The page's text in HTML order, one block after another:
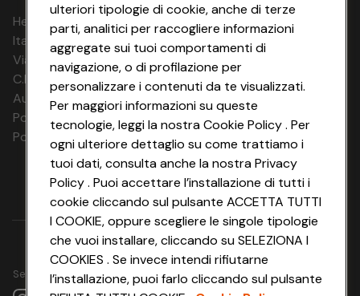
HeyConad Viaggi è un servizio gestito da
Italia Travel Marketing S.r.l.
Via Chiesolina 8 | 37066 Sommacampagna (VR)
C.F. e P.IVA: 03816060234
Aut. Prov Verona n. 4737/10
Polizza Ass. RC n. 177765037
Polizza Ass. Protection n. 6006000083/F
Seguici su
ulteriori tipologie di cookie, anche di terze
parti, analitici per raccogliere informazioni
aggregate sui tuoi comportamenti di
navigazione, o di profilazione per
personalizzare i contenuti da te visualizzati.
Per maggiori informazioni su queste
tecnologie, leggi la nostra Cookie Policy . Per
ogni ulteriore dettaglio su come trattiamo i
tuoi dati, consulta anche la nostra Privacy
Policy . Puoi accettare l’installazione di tutti i
cookie cliccando sul pulsante ACCETTA TUTTI
I COOKIE, oppure scegliere le singole tipologie
che vuoi installare, cliccando su SELEZIONA I
COOKIES . Se invece intendi rifiutarne
l’installazione, puoi farlo cliccando sul pulsante